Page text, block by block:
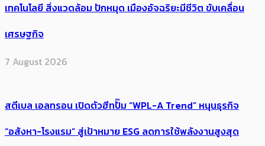
เทคโนโลยี สิ่งแวดล้อม ปักหมุด เมืองอัจฉริยะมีชีวิต ขับเคลื่อน
เศรษฐกิจ
7 August 2026
สตีเบล เอลทรอน เปิดตัวฮีทปั๊ม “WPL-A Trend” หนุนธุรกิจ
“อสังหา-โรงแรม” สู่เป้าหมาย ESG ลดการใช้พลังงานสูงสุด